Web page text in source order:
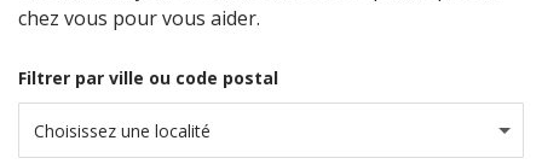
chez vous pour vous aider.
Filtrer par ville ou code postal
Choisissez une localité